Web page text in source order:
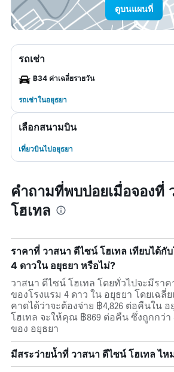
ดูบนแผนที่
รถเช่า
฿34 ค่าเฉลี่ยรายวัน
รถเช่าในอยุธยา
เลือกสนามบิน
เที่ยวบินไปอยุธยา
คำถามที่พบบ่อยเมื่อจองที่
โฮเทล
ราคาที่ วาสนา ดีไซน์ โฮเทล เทียบได้กั
4 ดาวใน อยุธยา หรือไม่?
วาสนา ดีไซน์ โฮเทล โดยทั่วไปจะมีรา
ของโรงแรม 4 ดาว ใน อยุธยา โดยเฉ
คาดได้ว่าจะต้องจ่าย ฿4,826 ต่อคืนใน
โฮเทล จะให้คุณ ฿869 ต่อคืน ซึ่งถูกกว่า
ของ อยุธยา
มีสระว่ายน้ำที่ วาสนา ดีไซน์ โฮเทล ไห